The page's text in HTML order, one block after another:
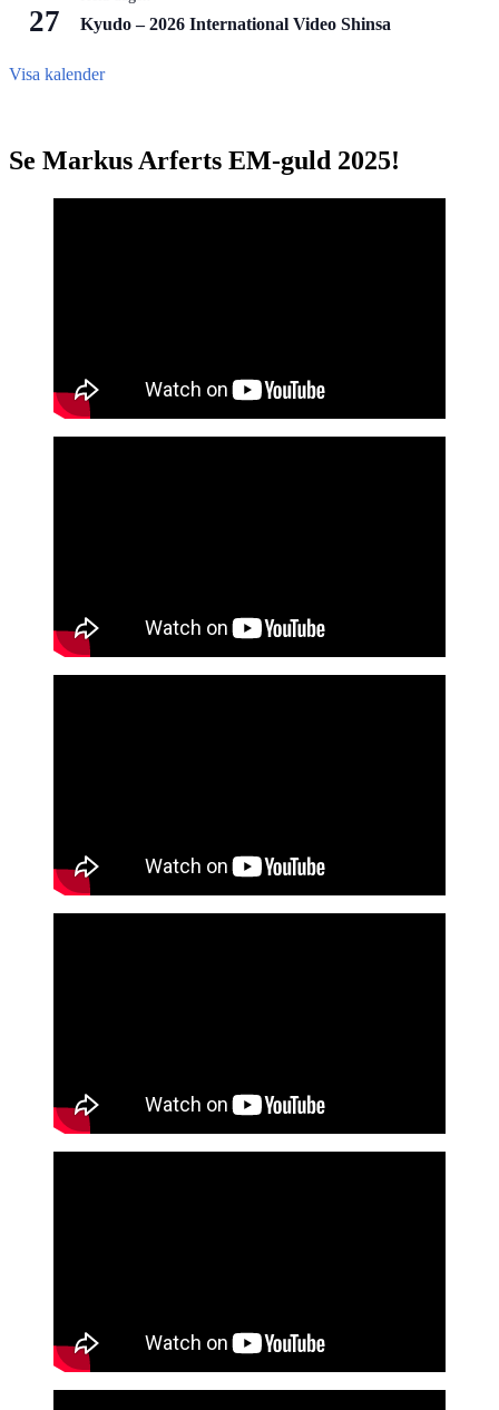
27 Kyudo – 2026 International Video Shinsa
Visa kalender
Se Markus Arferts EM-guld 2025!